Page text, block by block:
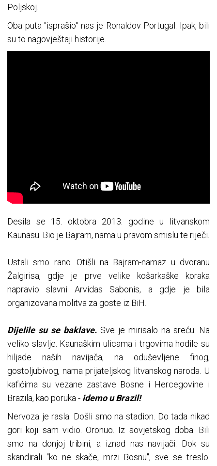
Poljskoj.
Oba puta "isprašio" nas je Ronaldov Portugal. Ipak, bili
su to nagovještaji historije.
Desila se 15. oktobra 2013. godine u litvanskom
Kaunasu. Bio je Bajram, nama u pravom smislu te riječi.
Ustali smo rano. Otišli na Bajram-namaz u dvoranu
Žalgirisa, gdje je prve velike košarkaške koraka
napravio slavni Arvidas Sabonis, a gdje je bila
organizovana molitva za goste iz BiH.
Dijelile su se baklave. Sve je mirisalo na sreću. Na
veliko slavlje. Kaunaškim ulicama i trgovima hodile su
hiljade naših navijača, na oduševljene finog,
gostoljubivog, nama prijateljskog litvanskog naroda. U
kafićima su vezane zastave Bosne i Hercegovine i
Brazila, kao poruka - idemo u Brazil!
Nervoza je rasla. Došli smo na stadion. Do tada nikad
gori koji sam vidio. Oronuo. Iz sovjetskog doba. Bili
smo na donjoj tribini, a iznad nas navijači. Dok su
skandirali "ko ne skače, mrzi Bosnu", sve se treslo.